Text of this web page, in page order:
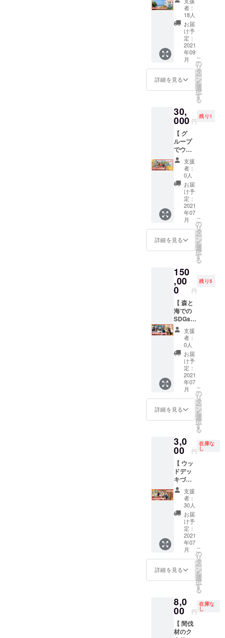
がおす
すめ！
〈お名
前の刻
印につ
いて〉
希望の
方のみ
お受け
いたし
ます。
備考欄
前なし
希望 ・
名前あ
り（ 刻
印する
名前を
ローマ
字で / 最
大10文
字まで
） をご
記入く
ださ
い。 刻
印でき
るロー
マ字は
方」に
対応し
ており
ます。
※ お届
予定は
2021年
11月頃
を予定
してい
ます ※
間伐材
は自然
のもの
ですの
で、節
が入る
場合も
くださ
い ※ 製
作状況
によっ
て配送
が遅れ
ること
もあり
ますの
でご了
承くだ
さい
https://
www.ud
asuisan
.websit
webnod
e.jp/
す ※ 開
催日程
の決定
は分か
り次第
ご連絡
させて
いただ
きます
が合わ
せられ
日に来
られな
い方に
は、エ
リア内
の「
Marie's
Kitchen
」で利
用でき
る【 ピ
クニッ
クラン
チ券(2
食分) 】
をお届
けしま
す（有
効期
届けか
ら2022
年12月
末まで
の週末
土日を
予定）
※ 複数
枚チ
ケット
購入可
能で
す。み
なさま
お誘い
合わせ
の上ご
入場く
ださい
http://w
ww.ata
mi-
maries-
k.com/
MAP：
https://
goo.gl/
mNquS
vVgd1A
オイル
のセッ
ト など
を予定
※ 細か
な内容
は異な
る場合
ます
（写真
です）
※ 段
ボール
は「 80
サイズ
」が目
安にな
ります
※ 発送
は間伐
材の準
備がで
き次
第、順
次発送
場合は
「後日
相談」
と記入
くださ
い） ※
カット
後の長
さが
100cm
料は着
払いと
させて
いただ
きま
す。 ※
直接取
りに来
ていた
だくの
も大歓
迎で
す！
を一望
して楽
しんで
みま
しょ
う！ お
すすめ
時期は5
月〜10
月末で
お礼の
気持ち
を込め
たメッ
セージ
・カ
ヌー体
験会参
加チ
ケット
（2枚）
〈ツ
アー詳
細〉 ■
開催場
所：長
浜海水
■ 開催
時間
：午
前の部
09:00-
12:00
：午
後の部
13:00-
16:00 ■
対象年
齢：8歳
以上 ■
ご予約
は「2日
前ま
で」に
お願い
合は開
催を延
期とな
る場合
もあり
ます ※
有効期
限：お
届けか
ら1年間
有効
（予
定） ※
現地ま
での交
よび当
日の食
負担く
ださい
熱海楽
園カ
ヌー
チケッ
ト 】 今
回整備
する『
ATAMI
Green
Field
with
Kicolly
s &
Marie
』のエ
にある
「
Marie's
Kitchen
& Live
Studio
」の会
員限定
スペー
スを丸1
日（当
日15時
から翌
日11時
まで）
利用で
きるペ
けしま
す。森
のウッ
ドデッ
キで
まった
り過ご
すこと
も可能
です。
なお、
会員限
定ス
ペース
には ・
共用
キッチ
ン ・ユ
ベッド
(シング
ル2台)
があり
ますの
で夜間
の滞在
も快適
にお過
ごしい
ただけ
ます。
〈内
容〉 ・
お礼の
気持ち
を込め
Marie's
Kitchen
& Live
Studio
の会員
者：
18人
お届
け予
定：
2021
年09
月
詳細を見る
こ
の
リ
タ
ー
ン
を
選
択
す
る
30,
000 円
残り1
【 グ
ループ
でウッ
ドデッ
キづく
り体験
】 森林
フィー
ルドの
ウッド
デッキ
づくり
を「最
大10人
のグ
プ」で
体験で
きる券
をお届
けしま
す。 キ
コリー
ズと楽
しい時
間を過
ごしま
しょ
う！
〈内
容〉 ・
お礼の
気持ち
を込め
たメッ
セージ
ドデッ
キ作り
体験チ
ケット
（グ
ループ1
組1回
分） ※
開催予
定：
2021年
9月18日
(土) ※ 雨
天延期
の場
合：
2021年
9月25日
(土) ※ 最
までと
させて
いただ
きます
支援
者：
0人
お届
け予
定：
2021
年07
月
詳細を見る
こ
の
リ
タ
ー
ン
を
選
択
す
る
150
,00
0 円
残り5
【 森と
海での
SDGs体
験研修
】（団
体向
け） 海
から環
境問題
を解決
しよう
と活動
する
「未来
創造
部」
から環
境保全
に取り
組む
「熱海
キコ
リー
ズ」と
の、
SDGs体
験研修
を開催
できる
券をお
届けし
ます。
SDGsに
討して
いる団
体向け
の体験
研修プ
支援
者：
0人
お届
け予
定：
2021
年07
月
詳細を見る
こ
の
リ
タ
ー
ン
を
選
択
す
る
3,0
00 円
在庫な
し
【 ウッ
ドデッ
キづく
り体験
チケッ
ト 】 森
林浴
フィー
ルドの
ウッド
デッキ
づくり
を一緒
に体験
できる
券をお
ます。
キコ
リーズ
と楽し
い時間
支援
者：
30人
お届
け予
定：
2021
年07
月
詳細を見る
こ
の
リ
タ
ー
ン
を
選
択
す
る
8,0
00 円
在庫な
し
【 間伐
材のク